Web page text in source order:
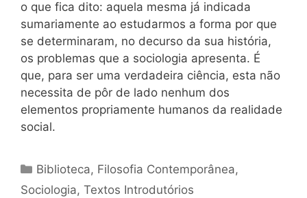
o que fica dito: aquela mesma já indicada
sumariamente ao estudarmos a forma por que
se determinaram, no decurso da sua história,
os problemas que a sociologia apresenta. É
que, para ser uma verdadeira ciência, esta não
necessita de pôr de lado nenhum dos
elementos propriamente humanos da realidade
social.
Categorias
Biblioteca, Filosofia Contemporânea,
Sociologia, Textos Introdutórios